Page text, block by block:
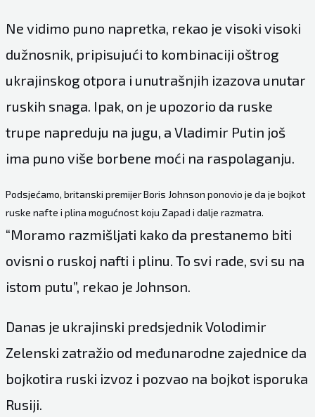
Ne vidimo puno napretka, rekao je visoki visoki
dužnosnik, pripisujući to kombinaciji oštrog
ukrajinskog otpora i unutrašnjih izazova unutar
ruskih snaga. Ipak, on je upozorio da ruske
trupe napreduju na jugu, a Vladimir Putin još
ima puno više borbene moći na raspolaganju.
Podsjećamo, britanski premijer Boris Johnson ponovio je da je bojkot
ruske nafte i plina mogućnost koju Zapad i dalje razmatra.
“Moramo razmišljati kako da prestanemo biti
ovisni o ruskoj nafti i plinu. To svi rade, svi su na
istom putu”, rekao je Johnson.
Danas je ukrajinski predsjednik Volodimir
Zelenski zatražio od međunarodne zajednice da
bojkotira ruski izvoz i pozvao na bojkot isporuka
Rusiji.